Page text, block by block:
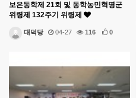
보은동학제 21회 및 동학농민혁명군
위령제 132주기 위령제
대덕당 04-27 116 0